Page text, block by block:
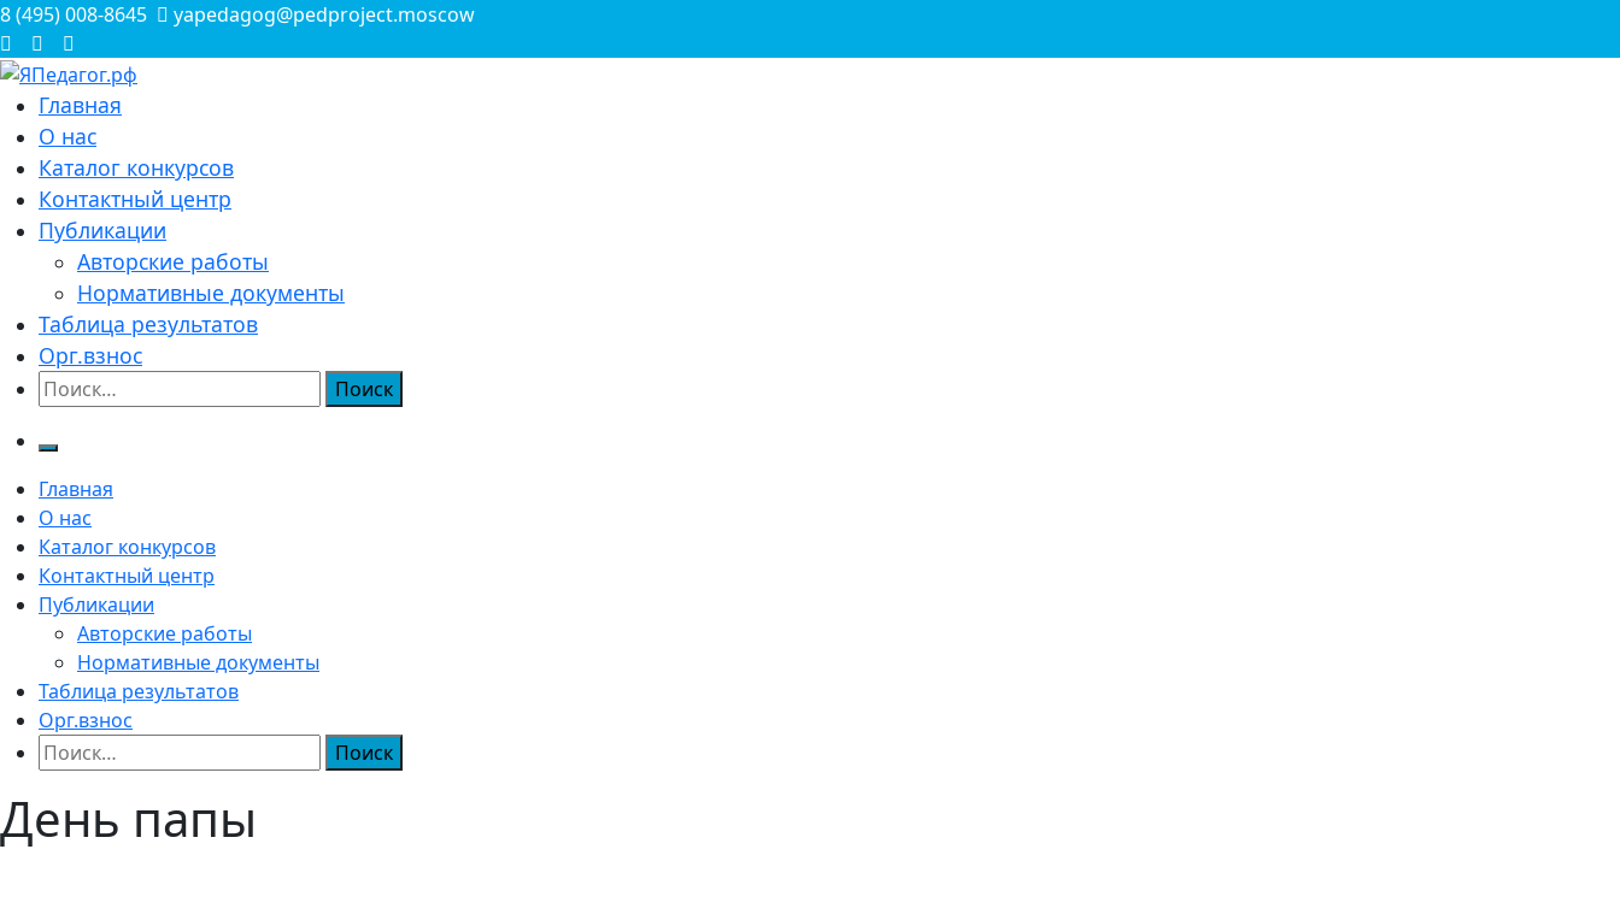
Перейти
к
содержимому
8 (495) 008-8645 yapedagog@pedproject.moscow
ЯПедагог.рф
Всероссийские конкурсы для педагогов
Главная
О нас
Каталог конкурсов
Контактный центр
Публикации
Авторские работы
Нормативные документы
Таблица результатов
Орг.взнос
Найти:
Главная
О нас
Каталог конкурсов
Контактный центр
Публикации
Авторские работы
Нормативные документы
Таблица результатов
Орг.взнос
Найти:
День папы